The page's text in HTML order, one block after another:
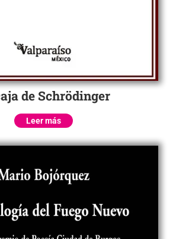
de Schrödinger
Leer más